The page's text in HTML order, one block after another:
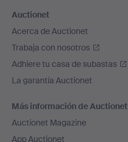
Auctionet
Acerca de Auctionet
Trabaja con nosotros
Adhiere tu casa de subastas
La garantía Auctionet
Más información de Auctionet
Auctionet Magazine
App Auctionet